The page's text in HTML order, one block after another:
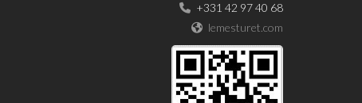
+331 42 97 40 68
lemesturet.com